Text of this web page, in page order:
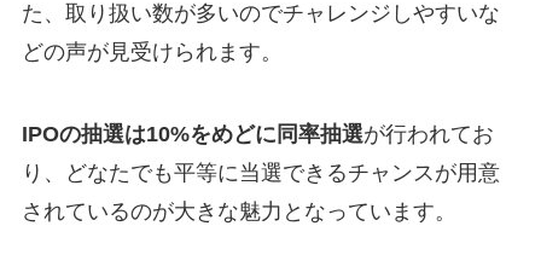
た、取り扱い数が多いのでチャレンジしやすいな
どの声が見受けられます。
IPOの抽選は10%をめどに同率抽選が行われてお
り、どなたでも平等に当選できるチャンスが用意
されているのが大きな魅力となっています。